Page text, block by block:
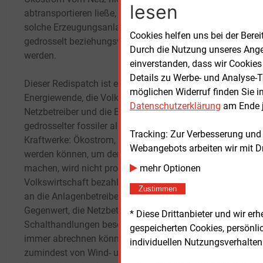
lesen
Cookies helfen uns bei der
Durch die Nutzung unseres
einverstanden, dass wir
Details zu Werbe- und
möglichen Widerruf finden Sie
Datenschutzerklärung am Ende
Tracking: Zur Verbesserung
Webangebots arbeiten wir mit
mehr Optionen
Zustimmen
* Diese Drittanbieter und wir
gespeicherten Cookies,
individuellen
abtransportieren ließe, müssen unter anderem
solche Erzeugungsanlagen kurzfristig
gedrosselt beziehungsweise abgeschaltet
werden.
Dieser Redispatch ist ein Ärgernis für die
Energiewende, die Volkswirtschaft, die
Netzbetreiber und die Betreiber sowohl
gedrosselter fossiler als auch erneuerbarer
Kraftwerke: Ökostrom, der hätte produziert
werden können, um den Strommix grüner zu
machen, wird nicht produziert, die
Volkswirtschaft bezahlt die Entschädigungen
an die Anlagenbetreiber und erhält keinen
Gegenwert, die Netzbetreiber sind mit
Schalthandlungen beschäftigt, die sie nicht
immer abrechnen können, und die Betreiber
zumindest von Wind- und großen
die